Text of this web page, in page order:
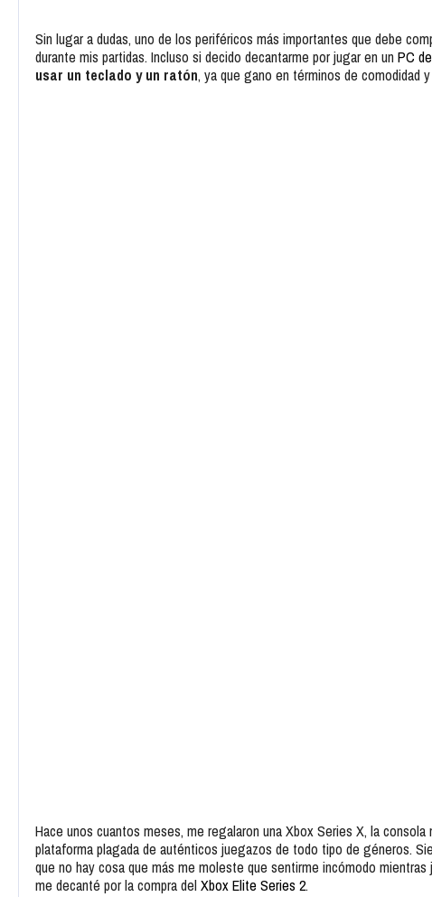
Sin lugar a dudas, uno de los periféricos más importantes que debe
durante mis partidas. Incluso si decido decantarme por jugar en un PC
usar un teclado y un ratón, ya que gano en términos de comodidad y
Hace unos cuantos meses, me regalaron una Xbox Series X, la
plataforma plagada de auténticos juegazos de todo tipo de géneros.
que no hay cosa que más me moleste que sentirme incómodo
me decanté por la compra del Xbox Elite Series 2.